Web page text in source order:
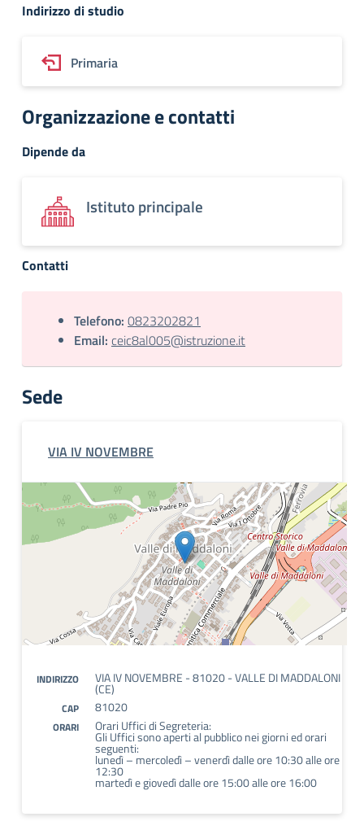
Indirizzo di studio
Primaria
Organizzazione e contatti
Dipende da
Istituto principale
Contatti
Telefono: 0823202821
Email: ceic8al005@istruzione.it
Sede
VIA IV NOVEMBRE
INDIRIZZO VIA IV NOVEMBRE - 81020 - VALLE DI MADDALONI
(CE)
CAP 81020
ORARI Orari Uffici di Segreteria:
Gli Uffici sono aperti al pubblico nei giorni ed orari
seguenti:
lunedì – mercoledì – venerdì dalle ore 10:30 alle ore
12:30
martedì e giovedì dalle ore 15:00 alle ore 16:00